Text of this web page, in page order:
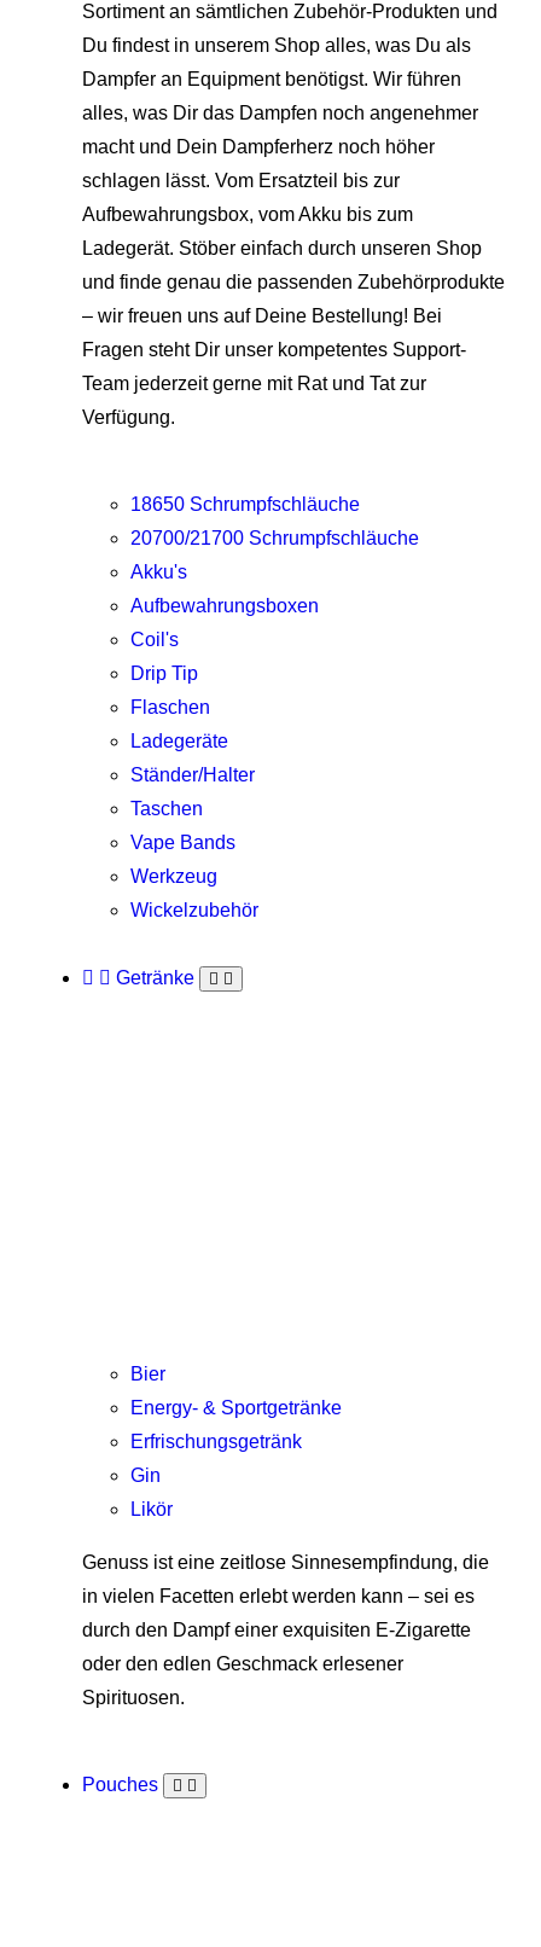
Sortiment an sämtlichen Zubehör-Produkten und
Du findest in unserem Shop alles, was Du als
Dampfer an Equipment benötigst. Wir führen
alles, was Dir das Dampfen noch angenehmer
macht und Dein Dampferherz noch höher
schlagen lässt. Vom Ersatzteil bis zur
Aufbewahrungsbox, vom Akku bis zum
Ladegerät. Stöber einfach durch unseren Shop
und finde genau die passenden Zubehörprodukte
– wir freuen uns auf Deine Bestellung! Bei
Fragen steht Dir unser kompetentes Support-
Team jederzeit gerne mit Rat und Tat zur
Verfügung.
18650 Schrumpfschläuche
20700/21700 Schrumpfschläuche
Akku's
Aufbewahrungsboxen
Coil's
Drip Tip
Flaschen
Ladegeräte
Ständer/Halter
Taschen
Vape Bands
Werkzeug
Wickelzubehör
Getränke
Bier
Energy- & Sportgetränke
Erfrischungsgetränk
Gin
Likör
Genuss ist eine zeitlose Sinnesempfindung, die
in vielen Facetten erlebt werden kann – sei es
durch den Dampf einer exquisiten E-Zigarette
oder den edlen Geschmack erlesener
Spirituosen.
Pouches